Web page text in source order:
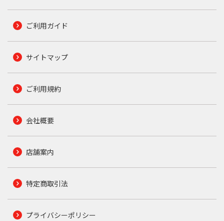
ご利用ガイド
サイトマップ
ご利用規約
会社概要
店舗案内
特定商取引法
プライバシーポリシー